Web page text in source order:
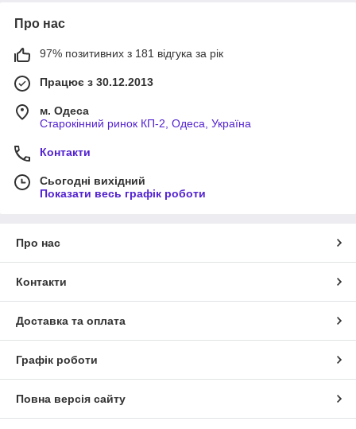
Про нас
97% позитивних з 181 відгука за рік
Працює з 30.12.2013
м. Одеса
Старокінний ринок КП-2, Одеса, Україна
Контакти
Сьогодні вихідний
Показати весь графік роботи
Про нас
Контакти
Доставка та оплата
Графік роботи
Повна версія сайту